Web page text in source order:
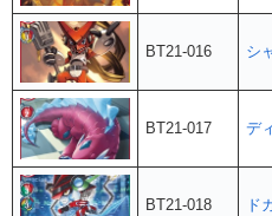
BT21-016 シ
BT21-017 デ
BT21-018 ド